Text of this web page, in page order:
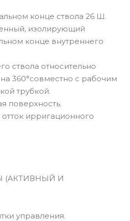
конце ствола 26 Ш.
изолирующий
конце внутреннего
ствола относительно
360°совместно с рабочим
трубкой.
поверхность.
ирригационного
(АКТИВНЫЙ И
управления.